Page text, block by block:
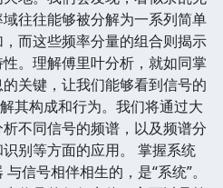
往往能够被分解为一系列简单
而这些频率分量的组合则揭示
。理解傅里叶分析，就如同掌
关键，让我们能够看到信号的
其构成和行为。我们将通过大
不同信号的频谱，以及频谱分
别等方面的应用。 掌握系统
信号相伴相生的，是“系统”。